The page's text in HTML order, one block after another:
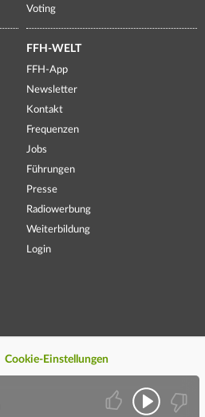
Voting
FFH-WELT
FFH-App
Newsletter
Kontakt
Frequenzen
Jobs
Führungen
Presse
Radiowerbung
Weiterbildung
Login
Cookie-Einstellungen